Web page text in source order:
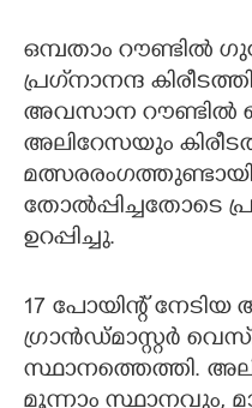
ഒമ്പതാം റൗണ്ടിൽ
പ്രഗ്‌നാനന്ദ
അവസാന റൗണ്ടിൽ
അലിറേസയും
തോൽപ്പിച്ചതോടെ
ഉറപ്പിച്ചു.
17 പോയിന്റ് നേടിയ
ഗ്രാൻഡ്മാസ്റ്റർ
സ്ഥാനത്തെത്തി.